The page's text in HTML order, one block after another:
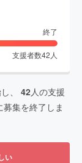
終了
支援者数42 人
、 42人の支援
募集を終了しま
い